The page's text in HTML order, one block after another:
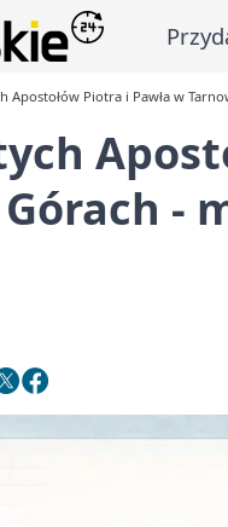
Apostołów Piotra i Pawła w
-